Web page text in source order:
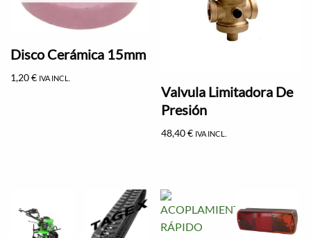
Disco Cerámica 15mm
1,20€ IVA INCL.
Valvula Limitadora De
Presión
48,40€ IVA INCL.